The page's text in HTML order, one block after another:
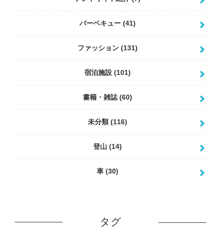
バーベキュー (41)
ファッション (131)
宿泊施設 (101)
書籍・雑誌(60)
未分類 (116)
登山 (14)
車 (30)
タグ